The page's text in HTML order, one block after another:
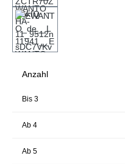
Anzahl
Bis 3
Ab 4
Ab 5